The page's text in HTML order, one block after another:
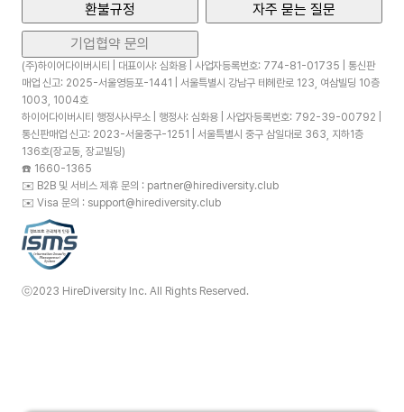
환불규정
자주 묻는 질문
기업협약 문의
(주)하이어다이버시티 | 대표이사: 심화용 | 사업자등록번호: 774-81-01735 | 통신판
매업 신고: 2025-서울영등포-1441 | 서울특별시 강남구 테헤란로 123, 여삼빌딩 10층
1003, 1004호
하이어다이버시티 행정사사무소 | 행정사: 심화용 | 사업자등록번호: 792-39-00792 |
통신판매업 신고: 2023-서울중구-1251 | 서울특별시 중구 삼일대로 363, 지하1층
136호(장교동, 장교빌딩)
☎️ 1660-1365
✉️ B2B 및 서비스 제휴 문의 : partner@hirediversity.club
✉️ Visa 문의 : support@hirediversity.club
ⓒ2023 HireDiversity Inc. All Rights Reserved.